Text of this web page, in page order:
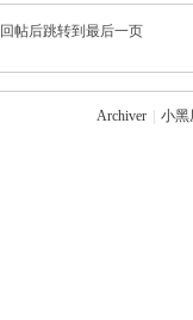
回帖后跳转到最后一页
Archiver 小黑